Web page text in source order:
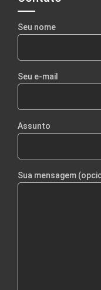
Seu nome
Seu e-mail
Assunto
Sua mensagem